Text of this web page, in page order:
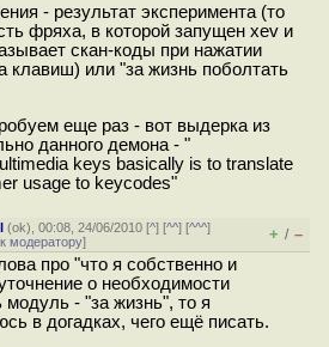
- результат эксперимента (то
фряха, в которой запущен xev и
скан-коды при нажатии
клавиш) или "за жизнь поболтать
еще раз - вот выдерка из
данного демона - "
keys basically is to translate
usage to keycodes"
(ok), 00:08, 24/06/2010 [^] [^^] [^^^]
к модератору] + / –
про "что я собственно и
о необходимости
модуль - "за жизнь", то я
в догадках, чего ещё писать.